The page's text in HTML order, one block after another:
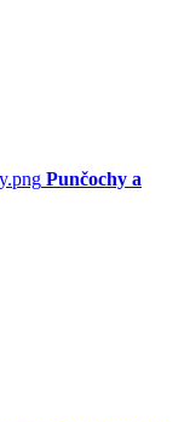
Punčochy a